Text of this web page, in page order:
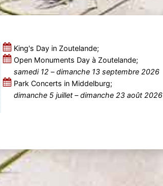
King's Day in Zoutelande;
Open Monuments Day à Zoutelande;
samedi 12 –dimanche 13 septembre 2026
Park Concerts in Middelburg;
dimanche 5 juillet–dimanche 23 août 2026